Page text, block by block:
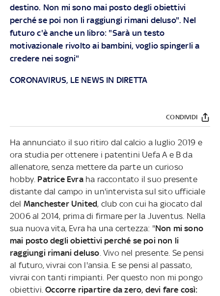
destino. Non mi sono mai posto degli obiettivi
perché se poi non li raggiungi rimani deluso". Nel
futuro c'è anche un libro: "Sarà un testo
motivazionale rivolto ai bambini, voglio spingerli a
credere nei sogni"
CORONAVIRUS, LE NEWS IN DIRETTA
CONDIVIDI
Ha annunciato il suo ritiro dal calcio a luglio 2019 e
ora studia per ottenere i patentini Uefa A e B da
allenatore, senza mettere da parte un curioso
hobby. Patrice Evra ha raccontato il suo presente
distante dal campo in un'intervista sul sito ufficiale
del Manchester United, club con cui ha giocato dal
2006 al 2014, prima di firmare per la Juventus. Nella
sua nuova vita, Evra ha una certezza: "Non mi sono
mai posto degli obiettivi perché se poi non li
raggiungi rimani deluso . Vivo nel presente. Se pensi
al futuro, vivrai con l'ansia. E se pensi al passato,
vivrai con tanti rimpianti. Per questo non mi pongo
obiettivi.Occorre ripartire da zero, devi fare così: